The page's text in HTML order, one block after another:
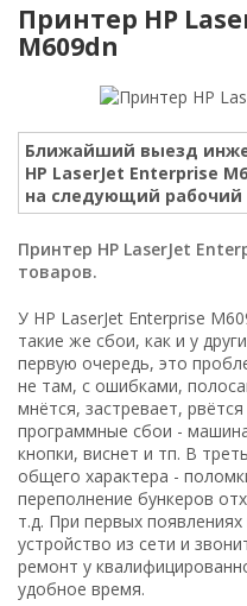
Принтер HP
M609dn
Ближайший выезд
HP LaserJet Enterprise
на следующий рабочий
Принтер HP LaserJet
товаров.
У HP LaserJet Enterprise
такие же сбои, как и у
первую очередь, это
не там, с ошибками,
мнётся, застревает,
программные сбои -
кнопки, виснет и тп. В
общего характера -
переполнение бункеров
т.д. При первых
устройство из сети и
ремонт у
удобное время.